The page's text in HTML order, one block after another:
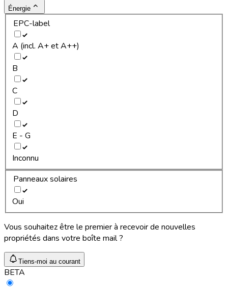
Énergie
EPC-label
A (incl. A+ et A++)
B
C
D
E - G
Inconnu
Panneaux solaires
Oui
Vous souhaitez être le premier à recevoir de nouvelles
propriétés dans votre boîte mail ?
Tiens-moi au courant
BETA